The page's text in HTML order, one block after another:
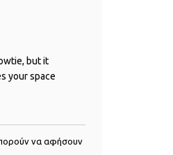
but it
your space
να αφήσουν